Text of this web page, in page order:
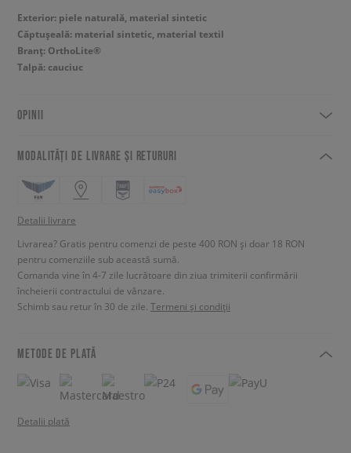
Exterior: piele naturală, material sintetic
Căptușeală: material sintetic, material textil
Branț: OrthoLite®
Talpă: cauciuc
OPINII
MODALITĂȚI DE LIVRARE ȘI RETURURI
Detalii livrare
Livrarea? Gratis pentru comenzi de peste 400 RON și doar 18 RON
pentru comenziile sub această sumă.
Comanda vine în 4-7 zile lucrătoare din ziua trimiterii confirmării
încheierii contractului de vânzare.
Schimb sau retur în 30 de zile. Termeni și condiții
METODE DE PLATĂ
Detalii plată